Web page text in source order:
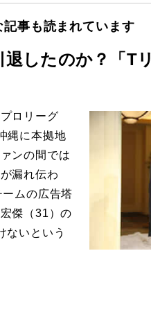
記事も読まれています
したのか？「T
ロリーグ
縄に本拠地
ンの間では
漏れ伝わ
ムの広告塔
傑（31）の
ないという